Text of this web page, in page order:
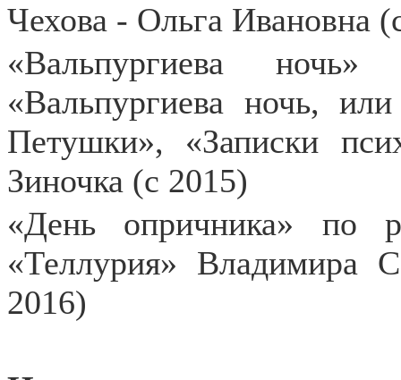
Чехова - Ольга Ивановна
«Вальпургиева
«Вальпургиева ночь,
Петушки», «Записки
Зиночка (с 2015)
«День опричника» по
«Теллурия» Владимира
2016)